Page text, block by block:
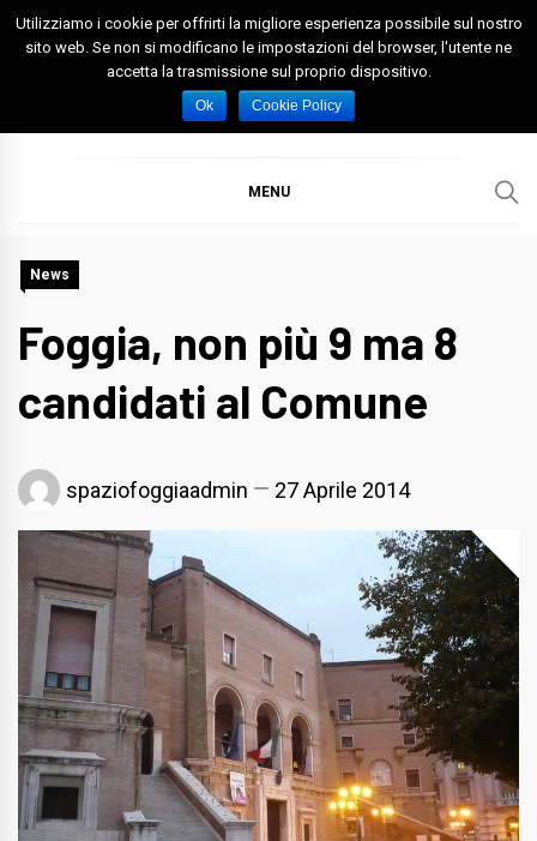
Skip
Spazio Foggia
Foggia News Calcio Eventi e Attività nella Capitanata
MENU
News
Foggia, non più 9 ma 8
candidati al Comune
spaziofoggiaadmin 27 Aprile 2014
Utilizziamo i cookie per offrirti la migliore esperienza possibile sul nostro
sito web. Se non si modificano le impostazioni del browser, l'utente ne
accetta la trasmissione sul proprio dispositivo.
Ok Cookie Policy